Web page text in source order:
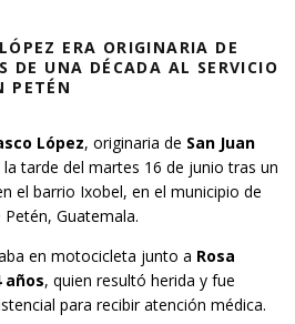
ERA ORIGINARIA DE
DE UNA DÉCADA AL SERVICIO
PETÉN
López, originaria de San Juan
tarde del martes 16 de junio tras un
el barrio Ixobel, en el municipio de
Guatemala.
en motocicleta junto a Rosa
años, quien resultó herida y fue
para recibir atención médica.